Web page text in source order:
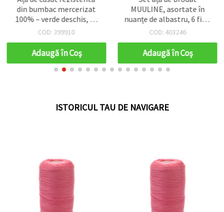
din bumbac mercerizat
100% – verde deschis, 20
tex x 2, bobină 1000 m
COD: 399910
Adaugă în Coş
MUULINE, asortate în
nuanțe de albastru, 6 fire,
8 m fiecare – 12 bucăți
COD: 403246
Adaugă în Coş
ISTORICUL TAU DE NAVIGARE